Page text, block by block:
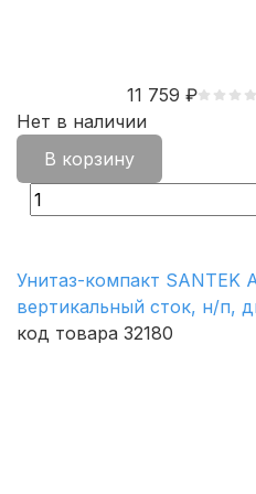
11 759 ₽
Нет в наличии
В корзину
Унитаз-компакт SANTEK
вертикальный сток, н/п,
код товара 32180